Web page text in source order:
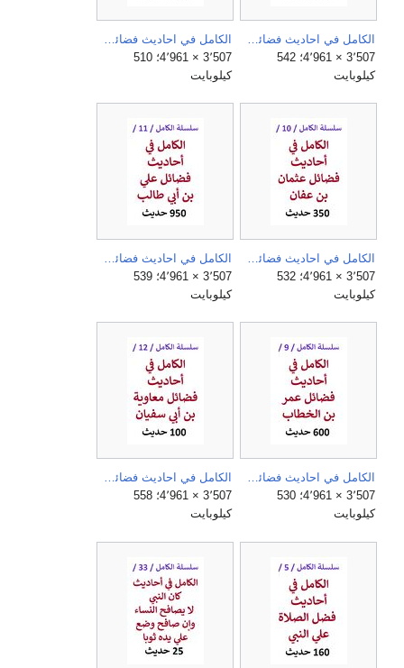
3٬507 × 4٬961؛ 542
كيلوبايت
3٬507 × 4٬961؛ 510
كيلوبايت
الكامل في احاديث فضائل عثمان بن عفان.jpg
3٬507 × 4٬961؛ 532
كيلوبايت
الكامل في احاديث فضائل علي بن ابي طالب.jpg
3٬507 × 4٬961؛ 539
كيلوبايت
الكامل في احاديث فضائل عمر بن الخطاب.jpg
3٬507 × 4٬961؛ 530
كيلوبايت
الكامل في احاديث فضائل معاوية بن ابي سفيان.jpg
3٬507 × 4٬961؛ 558
كيلوبايت